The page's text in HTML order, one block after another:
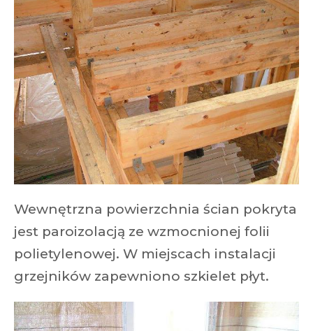
Wewnętrzna powierzchnia ścian pokryta
jest paroizolacją ze wzmocnionej folii
polietylenowej. W miejscach instalacji
grzejników zapewniono szkielet płyt.